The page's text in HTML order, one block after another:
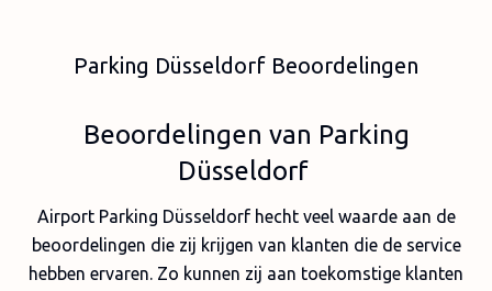
Parking Düsseldorf Beoordelingen
Beoordelingen van Parking
Düsseldorf
Airport Parking Düsseldorf hecht veel waarde aan de
beoordelingen die zij krijgen van klanten die de service
hebben ervaren. Zo kunnen zij aan toekomstige klanten